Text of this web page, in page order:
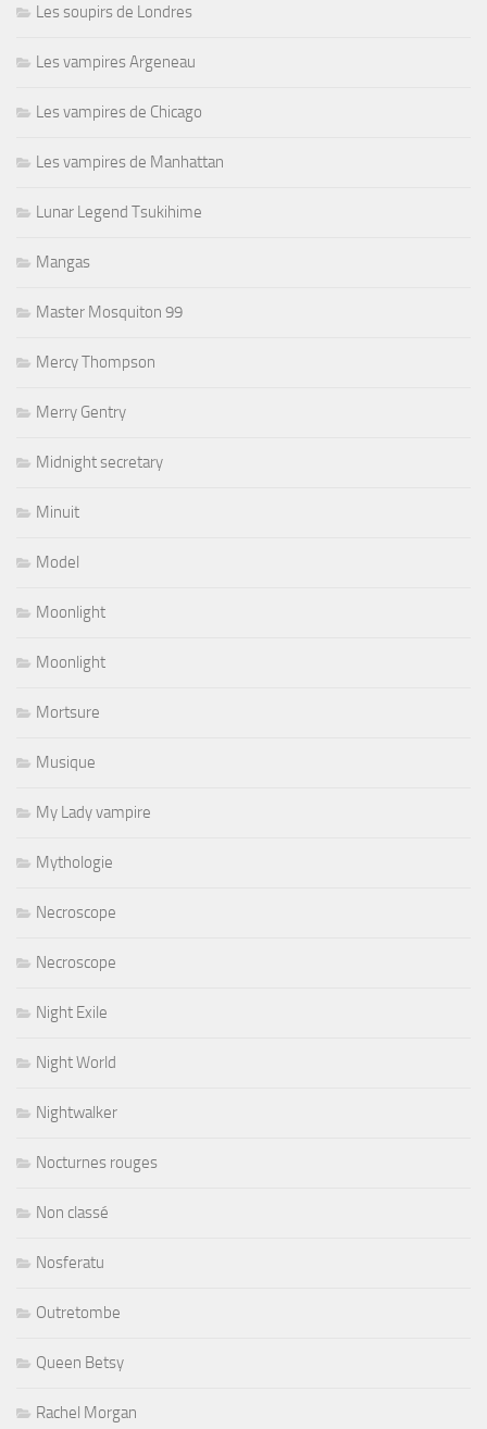
Les soupirs de Londres
Les vampires Argeneau
Les vampires de Chicago
Les vampires de Manhattan
Lunar Legend Tsukihime
Mangas
Master Mosquiton 99
Mercy Thompson
Merry Gentry
Midnight secretary
Minuit
Model
Moonlight
Moonlight
Mortsure
Musique
My Lady vampire
Mythologie
Necroscope
Necroscope
Night Exile
Night World
Nightwalker
Nocturnes rouges
Non classé
Nosferatu
Outretombe
Queen Betsy
Rachel Morgan